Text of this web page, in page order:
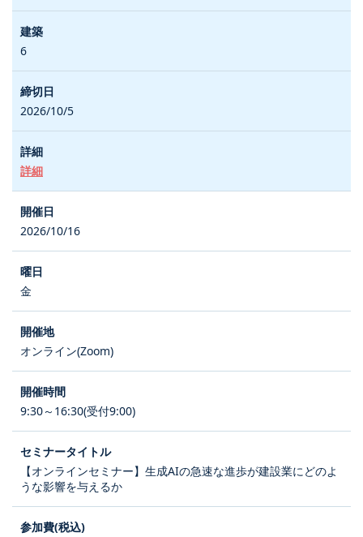
6
2026/10/5
詳細
2026/10/16
金
オンライン(Zoom)
9:30～16:30(受付9:00)
【オンラインセミナー】生成AIの急速な進歩が建設業にどのよ
うな影響を与えるか